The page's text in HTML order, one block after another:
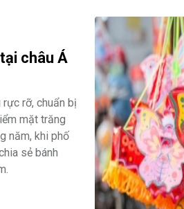
châu Á
rỡ, chuẩn bị
mặt trăng
năm, khi phố
sẻ bánh